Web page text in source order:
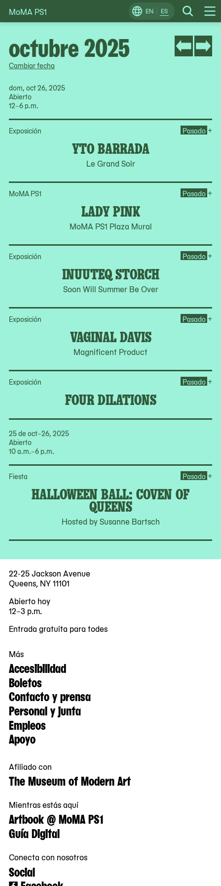
Skip
to
EN ES Search
Change
Locale
MoMA PS1
Cambiar fecha
dom, oct 26, 2025
Abierto
12–6 p.m.
Exposición
YTO BARRADA
Le Grand Soir
Pasado +
MoMA PS1
LADY PINK
MoMA PS1 Plaza Mural
Pasado +
Exposición
INUUTEQ STORCH
Soon Will Summer Be Over
Pasado +
Exposición
VAGINAL DAVIS
Magnificent Product
Pasado +
Exposición
FOUR DILATIONS
Pasado +
25 de oct–26, 2025
Abierto
10 a.m.–6 p.m.
Fiesta
HALLOWEEN BALL: COVEN OF
QUEENS
Hosted by Susanne Bartsch
Pasado +
octubre 2025
22-25 Jackson Avenue
Queens, NY 11101
Abierto hoy
12–3 p.m.
Entrada gratuita para todes
Más
Accesibilidad
Boletos
Contacto y prensa
Personal y junta
Empleos
Apoyo
Afiliado con
The Museum of Modern Art
Mientras estás aquí
Artbook @ MoMA PS1
Guía Digital
Conecta con nosotros
Social